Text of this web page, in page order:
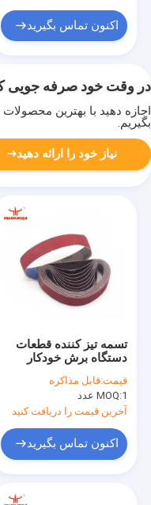
اکنون تماس بگیرید
در وقت خود صرفه جویی
اجازه دهید با بهترین
بگیریم.
نیاز خود را ارائه دهید
تسمه تیز کننده قطعات
دستگاه برش خودکار
P60 P80
قیمت:قابل مذاکره
MOQ:1 عدد
آخرین قیمت را دریافت کنید
اکنون تماس بگیرید